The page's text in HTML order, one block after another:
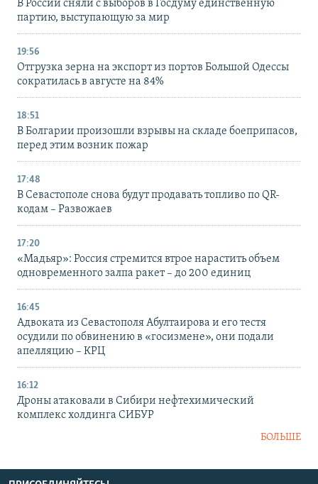
В России сняли с выборов в Госдуму единственную
партию, выступающую за мир
19:56
Отгрузка зерна на экспорт из портов Большой Одессы
сократилась в августе на 84%
18:51
В Болгарии произошли взрывы на складе боеприпасов,
перед этим возник пожар
17:48
В Севастополе снова будут продавать топливо по QR-
кодам – Развожаев
17:20
«Мадьяр»: Россия стремится втрое нарастить объем
одновременного залпа ракет – до 200 единиц
16:45
Адвоката из Севастополя Абултаирова и его тестя
осудили по обвинению в «госизмене», они подали
апелляцию – КРЦ
16:12
Дроны атаковали в Сибири нефтехимический
комплекс холдинга СИБУР
БОЛЬШЕ